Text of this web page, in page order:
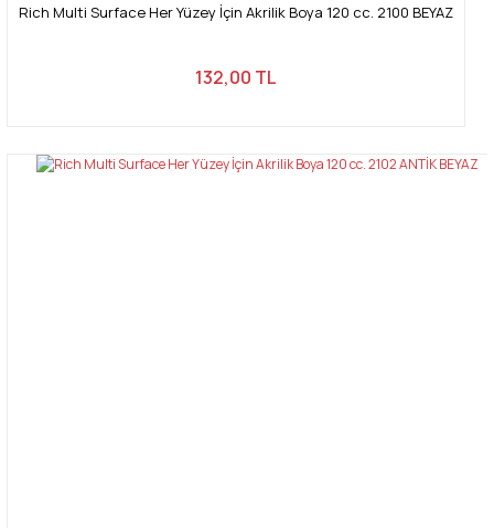
Rich Multi Surface Her Yüzey İçin Akrilik Boya 120 cc. 2100 BEYAZ
132,00 TL